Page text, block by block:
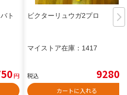
ト
円
ビクターリュウガ2プロ
マイストア在庫： 1417
税込 9280
カートに入れる